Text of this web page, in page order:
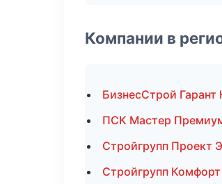
Компании в
БизнесСтрой
ПСК Мастер
Стройгрупп Проект
Стройгрупп